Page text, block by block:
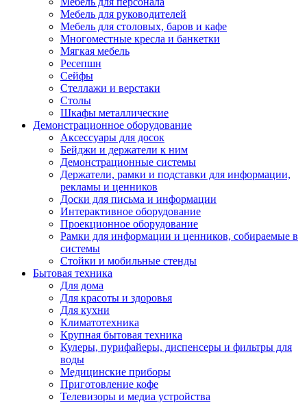
Мебель для руководителей
Мебель для столовых, баров и кафе
Многоместные кресла и банкетки
Мягкая мебель
Ресепшн
Сейфы
Стеллажи и верстаки
Столы
Шкафы металлические
Демонстрационное оборудование
Аксессуары для досок
Бейджи и держатели к ним
Демонстрационные системы
Держатели, рамки и подставки для информации,
рекламы и ценников
Доски для письма и информации
Интерактивное оборудование
Проекционное оборудование
Рамки для информации и ценников, собираемые в
системы
Стойки и мобильные стенды
Бытовая техника
Для дома
Для красоты и здоровья
Для кухни
Климатотехника
Крупная бытовая техника
Кулеры, пурифайеры, диспенсеры и фильтры для
воды
Медицинские приборы
Приготовление кофе
Телевизоры и медиа устройства